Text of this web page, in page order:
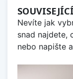
Nevíte jak
snad najdete,
nebo napište